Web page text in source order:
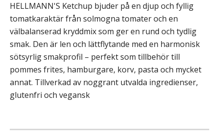
HELLMANN'S Ketchup bjuder på en djup och fyllig
tomatkaraktär från solmogna tomater och en
välbalanserad kryddmix som ger en rund och tydlig
smak. Den är len och lättflytande med en harmonisk
sötsyrlig smakprofil – perfekt som tillbehör till
pommes frites, hamburgare, korv, pasta och mycket
annat. Tillverkad av noggrant utvalda ingredienser,
glutenfri och vegansk